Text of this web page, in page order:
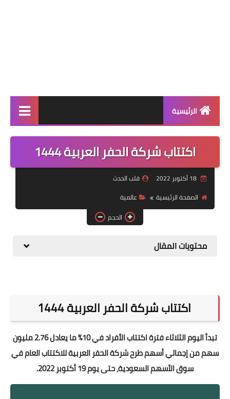
الرئيسية
عالمية
فن
صحة وجمال
سيارات
تعليم
وظائف خالية
اكتتاب شركة الحفر العربية 1444
18 أكتوبر 2022
قلب الحدث
الصفحة الرئيسية
عالمية
الحجم
محتويات المقال
اكتتاب شركة الحفر العربية 1444
تبدأ اليوم الثلاثاء فترة اكتتاب الأفراد في 10% ما يعادل 2.76 مليون
سهم من إجمالي أسهم طرح شركة الحفر العربية للاكتتاب العام في
سوق الأسهم السعودية، حتى يوم 19 أكتوبر 2022.